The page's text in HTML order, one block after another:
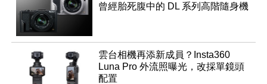
曾經胎死腹中的 DL 系列高階隨身機
雲台相機再添新成員？Insta360
Luna Pro 外流照曝光，改採單鏡頭
配置